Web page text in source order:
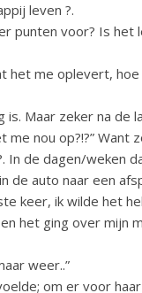
leven ?.
punten voor? Is het
het me oplevert,
Maar zeker na de
nou op?!?” Want
In de dagen/weken
auto naar een
keer, ik wilde het
het ging over mijn
weer..”
om er voor